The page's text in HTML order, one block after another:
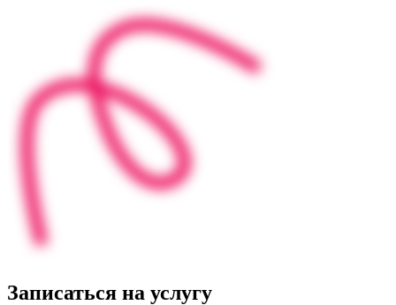
Записаться на услугу